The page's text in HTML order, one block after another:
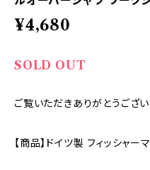
¥4,680
SOLD OUT
ご覧いただきありがとうござい
【商品】ドイツ製 フィッシャー